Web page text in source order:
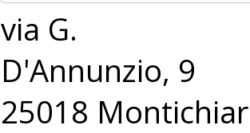
via G.
D'Annunzio, 9
25018